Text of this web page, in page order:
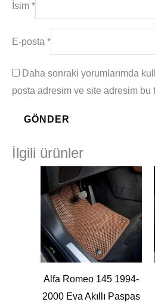
İsim *
E-posta *
Daha sonraki yorumlarımda
posta adresim ve site adresim bu
İlgili ürünler
Alfa Romeo 145 1994-
2000 Eva Akıllı Paspas